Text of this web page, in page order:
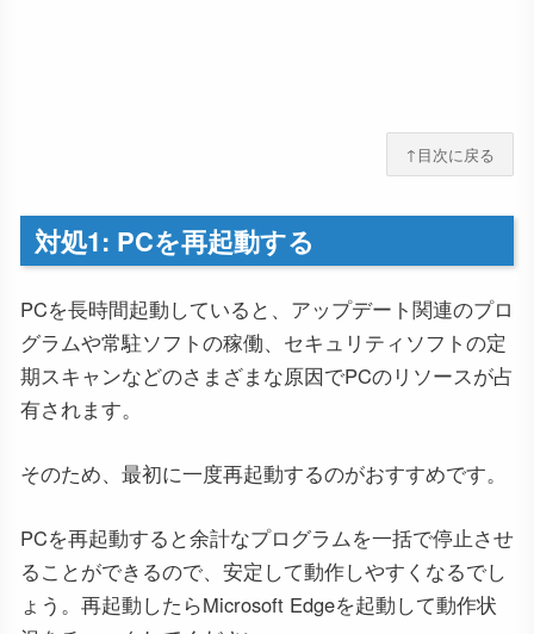
↑目次に戻る
対処1: PCを再起動する
PCを長時間起動していると、アップデート関連のプロ
グラムや常駐ソフトの稼働、セキュリティソフトの定
期スキャンなどのさまざまな原因でPCのリソースが占
有されます。
そのため、最初に一度再起動するのがおすすめです。
PCを再起動すると余計なプログラムを一括で停止させ
ることができるので、安定して動作しやすくなるでし
ょう。再起動したらMicrosoft Edgeを起動して動作状